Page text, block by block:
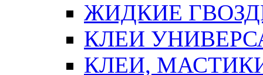
ЖИДКИЕ
КЛЕИ
КЛЕИ,